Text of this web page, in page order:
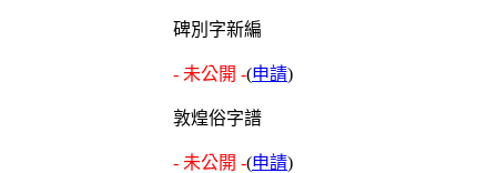
碑別字新編
- 未公開 -(申請)
敦煌俗字譜
- 未公開 -(申請)